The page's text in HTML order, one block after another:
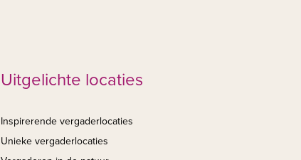
Uitgelichte locaties
Inspirerende vergaderlocaties
Unieke vergaderlocaties